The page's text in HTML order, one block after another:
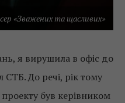
«Зважених та щасливих»
я вирушила в офіс до
СТБ. До речі, рік тому
був керівником